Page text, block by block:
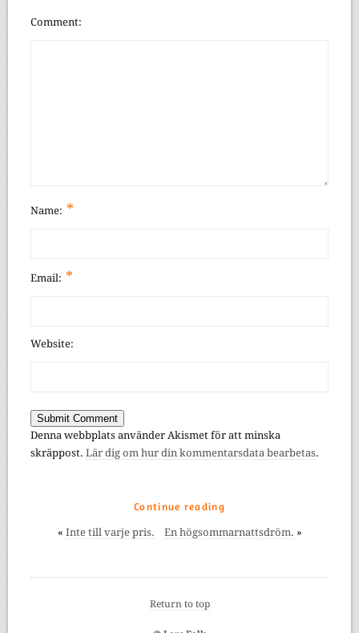
Comment
Name: *
Email: *
Website:
Denna webbplats använder Akismet för att minska
skräppost. Lär dig om hur din kommentarsdata bearbetas.
Continue reading
« Inte till varje pris. En högsommarnattsdröm. »
Return to top